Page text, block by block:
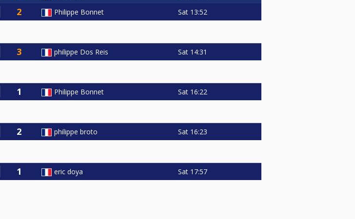
Philippe Bonnet Sat 13:52
philippe Dos Reis Sat 14:31
Philippe Bonnet Sat 16:22
philippe broto Sat 16:23
eric doya Sat 17:57